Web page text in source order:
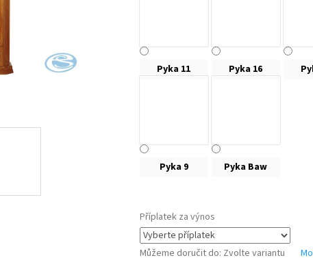
Pyka 11 Pyka 16
Pyka 9 Pyka Baw
Příplatek za výnos
Můžeme doručit do: Zvolte variantu